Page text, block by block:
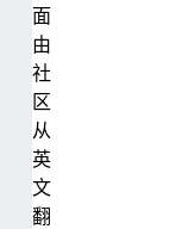
面
由
社
区
从
英
文
翻